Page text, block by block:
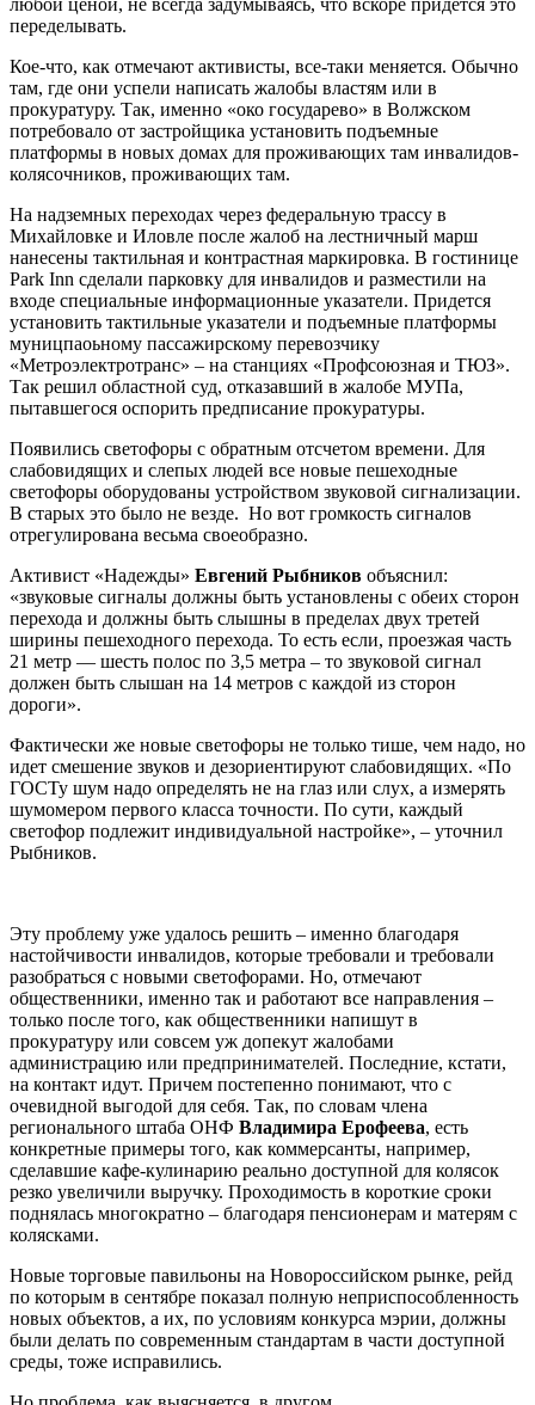
любой ценой, не всегда задумываясь, что вскоре придется это
переделывать.
Кое-что, как отмечают активисты, все-таки меняется. Обычно
там, где они успели написать жалобы властям или в
прокуратуру. Так, именно «око государево» в Волжском
потребовало от застройщика установить подъемные
платформы в новых домах для проживающих там инвалидов-
колясочников, проживающих там.
На надземных переходах через федеральную трассу в
Михайловке и Иловле после жалоб на лестничный марш
нанесены тактильная и контрастная маркировка. В гостинице
Park Inn сделали парковку для инвалидов и разместили на
входе специальные информационные указатели. Придется
установить тактильные указатели и подъемные платформы
муницпаоьному пассажирскому перевозчику
«Метроэлектротранс» – на станциях «Профсоюзная и ТЮЗ».
Так решил областной суд, отказавший в жалобе МУПа,
пытавшегося оспорить предписание прокуратуры.
Появились светофоры с обратным отсчетом времени. Для
слабовидящих и слепых людей все новые пешеходные
светофоры оборудованы устройством звуковой сигнализации.
В старых это было не везде. Но вот громкость сигналов
отрегулирована весьма своеобразно.
Активист «Надежды» Евгений Рыбников объяснил:
«звуковые сигналы должны быть установлены с обеих сторон
перехода и должны быть слышны в пределах двух третей
ширины пешеходного перехода. То есть если, проезжая часть
21 метр — шесть полос по 3,5 метра – то звуковой сигнал
должен быть слышан на 14 метров с каждой из сторон
дороги».
Фактически же новые светофоры не только тише, чем надо, но
идет смешение звуков и дезориентируют слабовидящих. «По
ГОСТу шум надо определять не на глаз или слух, а измерять
шумомером первого класса точности. По сути, каждый
светофор подлежит индивидуальной настройке», – уточнил
Рыбников.
Эту проблему уже удалось решить – именно благодаря
настойчивости инвалидов, которые требовали и требовали
разобраться с новыми светофорами. Но, отмечают
общественники, именно так и работают все направления –
только после того, как общественники напишут в
прокуратуру или совсем уж допекут жалобами
администрацию или предпринимателей. Последние, кстати,
на контакт идут. Причем постепенно понимают, что с
очевидной выгодой для себя. Так, по словам члена
регионального штаба ОНФ Владимира Ерофеева, есть
конкретные примеры того, как коммерсанты, например,
сделавшие кафе-кулинарию реально доступной для колясок
резко увеличили выручку. Проходимость в короткие сроки
поднялась многократно – благодаря пенсионерам и матерям с
колясками.
Новые торговые павильоны на Новороссийском рынке, рейд
по которым в сентябре показал полную неприспособленность
новых объектов, а их, по условиям конкурса мэрии, должны
были делать по современным стандартам в части доступной
среды, тоже исправились.